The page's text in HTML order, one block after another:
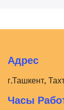
Адрес
г.Ташкент,
Часы